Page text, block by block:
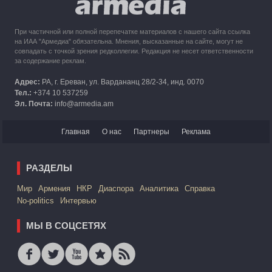
При частичной или полной перепечатке материалов с нашего сайта ссылка
на ИАА "Армедиа" обязательна. Мнения, высказанные на сайте, могут не
совпадать с точкой зрения редколлегии. Редакция не несет ответственности
за содержание реклам.
Адрес: РА, г. Ереван, ул. Вардананц 28/2-34, инд. 0070
Тел.: +374 10 537259
Эл. Почта: info@armedia.am
Главная О нас Партнеры Реклама
РАЗДЕЛЫ
Mир Армения НКР Диаспора Аналитика
Справка
No-politics
Интервью
МЫ В СОЦСЕТЯХ